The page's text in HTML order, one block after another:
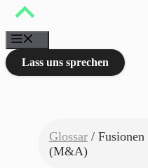
Zum
springen
Lass uns sprechen
Glossar / Fusionen
(M&A)